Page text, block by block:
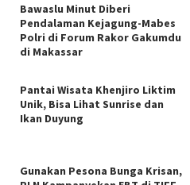
Bawaslu Minut Diberi
Pendalaman Kejagung-Mabes
Polri di Forum Rakor Gakumdu
di Makassar
Pantai Wisata Khenjiro Liktim
Unik, Bisa Lihat Sunrise dan
Ikan Duyung
Gunakan Pesona Bunga Krisan,